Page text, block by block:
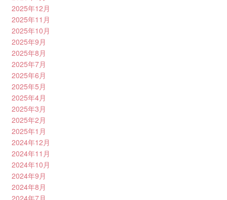
2025年12月
2025年11月
2025年10月
2025年9月
2025年8月
2025年7月
2025年6月
2025年5月
2025年4月
2025年3月
2025年2月
2025年1月
2024年12月
2024年11月
2024年10月
2024年9月
2024年8月